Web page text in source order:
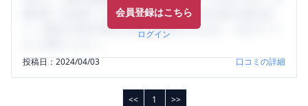
会員登録はこちら
ログイン
輩社員（元社員）の口コミを通して、本当の会社の姿を知
り、将来の不安や現在の悩みを解消するために、ぜひサイト
投稿日：2024/04/03 口コミの詳細
<< 1 >>